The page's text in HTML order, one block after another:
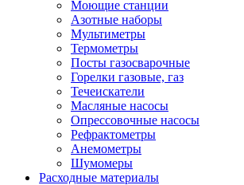
Моющие станции
Азотные наборы
Мультиметры
Термометры
Посты газосварочные
Горелки газовые, газ
Течеискатели
Масляные насосы
Опрессовочные насосы
Рефрактометры
Анемометры
Шумомеры
Расходные материалы